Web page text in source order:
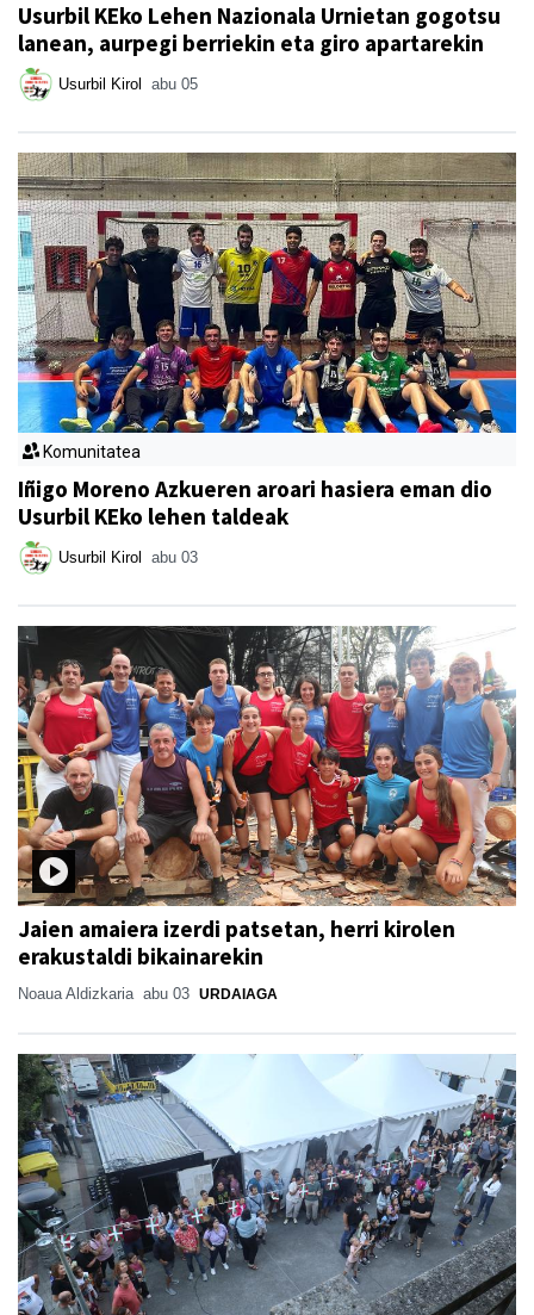
Usurbil KEko Lehen Nazionala Urnietan gogotsu
lanean, aurpegi berriekin eta giro apartarekin
Usurbil Kirol abu 05
Komunitatea
Iñigo Moreno Azkueren aroari hasiera eman dio
Usurbil KEko lehen taldeak
Usurbil Kirol abu 03
Jaien amaiera izerdi patsetan, herri kirolen
erakustaldi bikainarekin
Noaua Aldizkaria abu 03 URDAIAGA